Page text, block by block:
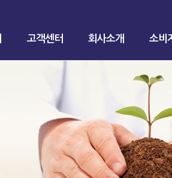
고객센터 회사소개 소비